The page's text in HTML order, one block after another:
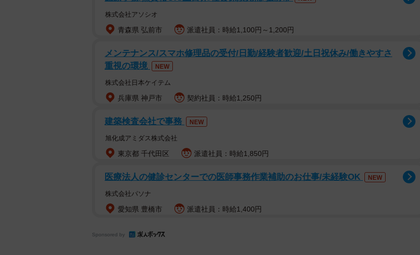
山・街・海が近い特徴的な地形を持つ神戸市。そんな街で生まれ育った記者は子どもの頃、
「山がある方角が北、海側が南」が全国共通の感覚だと思っていました。
焦る」「地図で理解してるつもりだけどやっぱホンモノは違うわすんごい」「えー！こんな
くっきりハッキリ定規で線引いたみたいに分れてるのか」とコメントが相次ぎ、4.3万いい
投稿者のTIME（＠201212）さんは、趣味で車やフェリー、飛行機などの乗り物から見た景
色などを自身のYouTubeチャンネルで発信しています。今回は飛行機に搭乗中、神戸上空で
株式会社アソシオ
青森県 弘前市 派遣社員：時給1,100円～1,200円
メンテナンス/スマホ修理品の受付/日勤/経験者歓迎/土日祝休み/働きやすさ
重視の環境
NEW
株式会社日本ケイテム
兵庫県 神戸市 契約社員：時給1,250円
建築検査会社で事務 NEW
旭化成アミダス株式会社
東京都 千代田区 派遣社員：時給1,850円
医療法人の健診センターでの医師事務作業補助のお仕事/未経験OK NEW
株式会社パソナ
愛知県 豊橋市 派遣社員：時給1,400円
Sponsored by